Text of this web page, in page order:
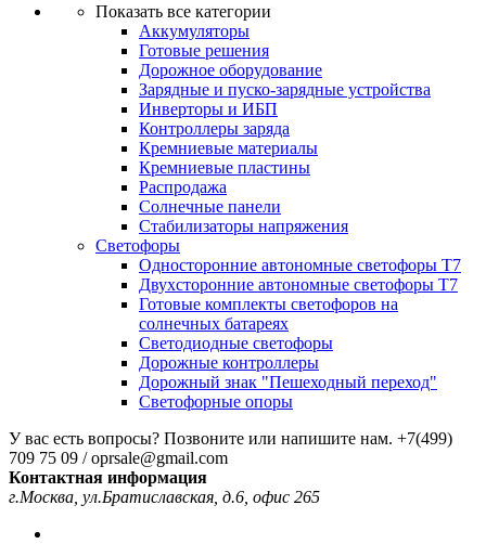
Показать все категории
Аккумуляторы
Готовые решения
Дорожное оборудование
Зарядные и пуско-зарядные устройства
Инверторы и ИБП
Контроллеры заряда
Кремниевые материалы
Кремниевые пластины
Распродажа
Солнечные панели
Стабилизаторы напряжения
Светофоры
Односторонние автономные светофоры Т7
Двухсторонние автономные светофоры Т7
Готовые комплекты светофоров на
солнечных батареях
Светодиодные светофоры
Дорожные контроллеры
Дорожный знак "Пешеходный переход"
Светофорные опоры
У вас есть вопросы? Позвоните или напишите нам. +7(499)
709 75 09 / oprsale@gmail.com
Контактная информация
г.Москва, ул.Братиславская, д.6, офис 265